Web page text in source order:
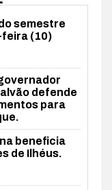
semestre
feira (10)
defende
para
beneficia
de Ilhéus.